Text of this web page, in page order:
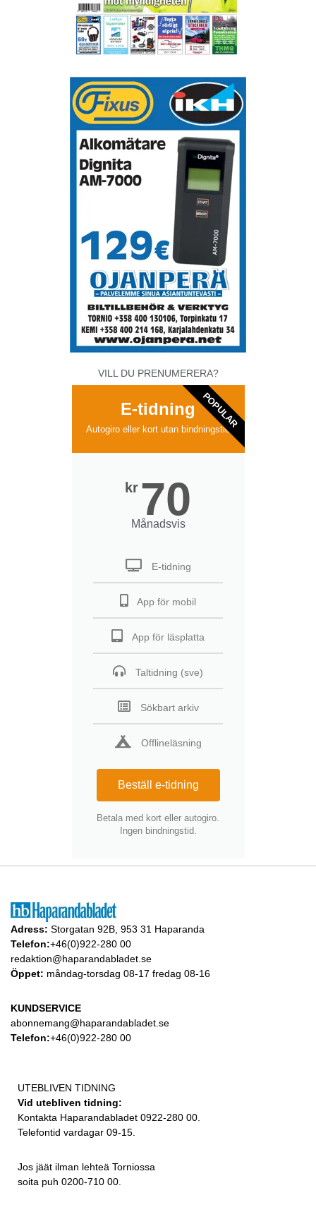
VILL DU PRENUMERERA?
E-tidning
Autogiro eller kort utan bindningstid
kr 70
Månadsvis
E-tidning
App för mobil
App för läsplatta
Taltidning (sve)
Sökbart arkiv
Offlineläsning
Beställ e-tidning
Betala med kort eller autogiro.
Ingen bindningstid.
POPULAR
Adress: Storgatan 92B, 953 31 Haparanda
Telefon:+46(0)922-280 00
redaktion@haparandabladet.se
Öppet: måndag-torsdag 08-17 fredag 08-16
KUNDSERVICE
abonnemang@haparandabladet.se
Telefon:+46(0)922-280 00
UTEBLIVEN TIDNING
Vid utebliven tidning:
Kontakta Haparandabladet 0922-280 00.
Telefontid vardagar 09-15.
Jos jäät ilman lehteä Torniossa
soita puh 0200-710 00.